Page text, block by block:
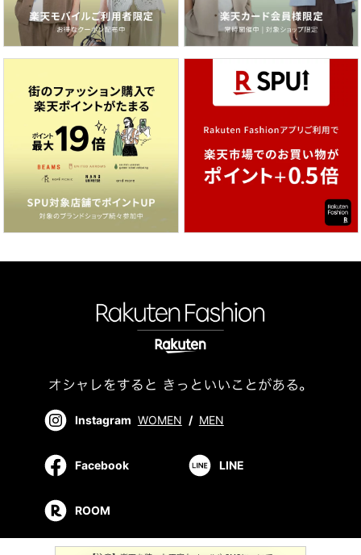
Instagram WOMEN / MEN
Facebook LINE
ROOM